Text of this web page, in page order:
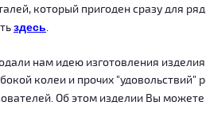
который пригоден сразу для
здесь.
нам идею изготовления
колеи и прочих
Об этом изделии Вы